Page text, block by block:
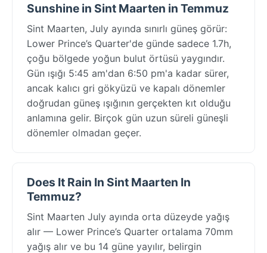
Sunshine in Sint Maarten in Temmuz
Sint Maarten, July ayında sınırlı güneş görür:
Lower Prince’s Quarter'de günde sadece 1.7h,
çoğu bölgede yoğun bulut örtüsü yaygındır.
Gün ışığı 5:45 am'dan 6:50 pm'a kadar sürer,
ancak kalıcı gri gökyüzü ve kapalı dönemler
doğrudan güneş ışığının gerçekten kıt olduğu
anlamına gelir. Birçok gün uzun süreli güneşli
dönemler olmadan geçer.
Does It Rain In Sint Maarten In
Temmuz?
Sint Maarten July ayında orta düzeyde yağış
alır — Lower Prince’s Quarter ortalama 70mm
yağış alır ve bu 14 güne yayılır, belirgin